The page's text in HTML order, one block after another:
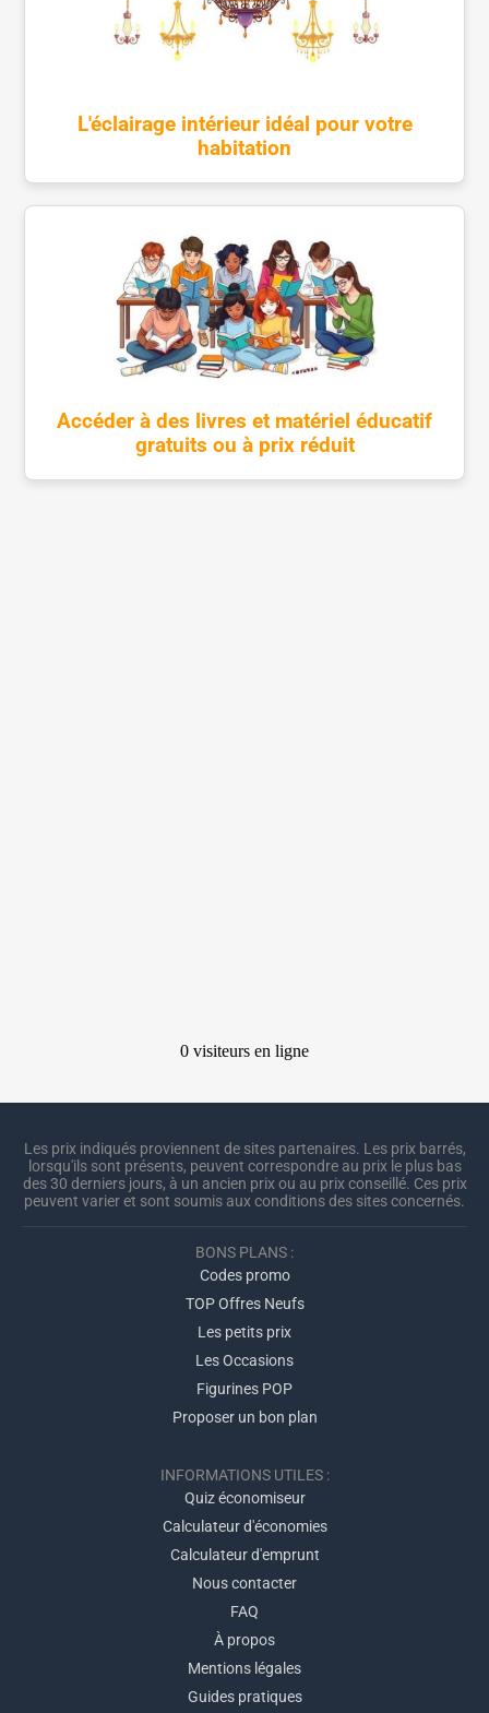
L'éclairage intérieur idéal pour votre
habitation
Accéder à des livres et matériel éducatif
gratuits ou à prix réduit
Les prix indiqués proviennent de sites partenaires. Les prix barrés,
lorsqu'ils sont présents, peuvent correspondre au prix le plus bas
des 30 derniers jours, à un ancien prix ou au prix conseillé. Ces prix
peuvent varier et sont soumis aux conditions des sites concernés.
BONS PLANS :
Codes promo
TOP Offres Neufs
Les petits prix
Les Occasions
Figurines POP
Proposer un bon plan
INFORMATIONS UTILES :
Quiz économiseur
Calculateur d'économies
Calculateur d'emprunt
Nous contacter
FAQ
À propos
Mentions légales
Guides pratiques